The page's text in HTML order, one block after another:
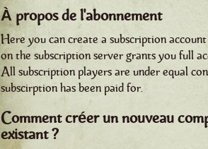
À propos de l'abonnement
Here you can create a subscription
on the subscription server grants you full
All subscription players are under equal
subscirption has been paid for.
Comment créer un nouveau
existant ?